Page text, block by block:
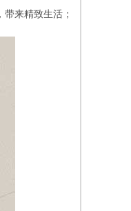
来精致生活；